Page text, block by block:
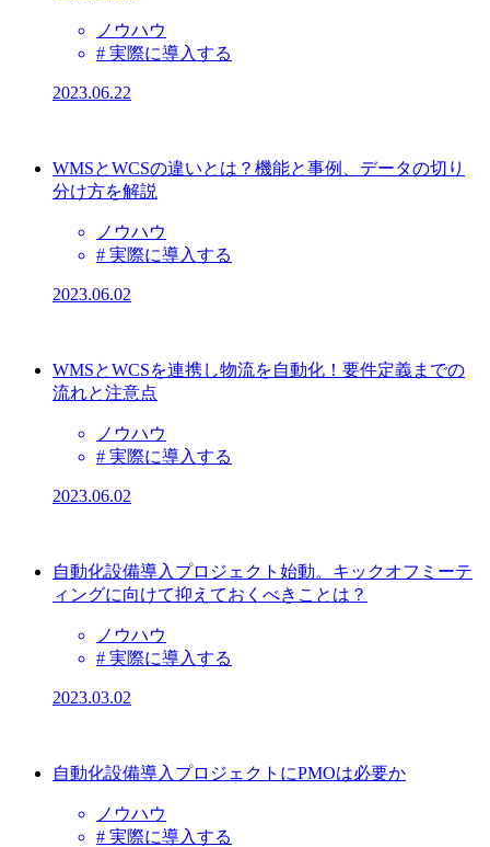
ノウハウ
# 実際に導入する
2023.06.22
WMSとWCSの違いとは？機能と事例、データの切り
分け方を解説
ノウハウ
# 実際に導入する
2023.06.02
WMSとWCSを連携し物流を自動化！要件定義までの
流れと注意点
ノウハウ
# 実際に導入する
2023.06.02
自動化設備導入プロジェクト始動。キックオフミーテ
ィングに向けて抑えておくべきことは？
ノウハウ
# 実際に導入する
2023.03.02
自動化設備導入プロジェクトにPMOは必要か
ノウハウ
# 実際に導入する